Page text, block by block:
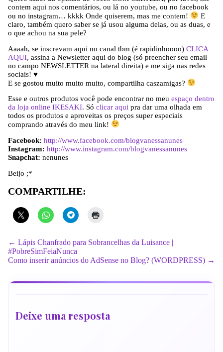
contem aqui nos comentários, ou lá no youtube, ou no facebook
ou no instagram… kkkk Onde quiserem, mas me contem!
E
claro, também quero saber se já usou alguma delas, ou as duas, e
o que achou na sua pele?
Aaaah, se inscrevam aqui no canal tbm (é rapidinhoooo) CLICA
AQUI, assina a Newsletter aqui do blog (só preencher seu email
no campo NEWSLETTER na lateral direita) e me siga nas redes
sociais! ♥
E se gostou muito muito muito, compartilha caszamigas?
Esse e outros produtos você pode encontrar no meu espaço dentro
da loja online IKESAKI. Só clicar aqui pra dar uma olhada em
todos os produtos e aproveitas os preços super especiais
comprando através do meu link!
Facebook: http://www.facebook.com/blogvanessanunes
Instagram: http://www.instagram.com/blogvanessanunes
Snapchat: nenunes
Beijo ;*
COMPARTILHE:
← Lápis Chanfrado para Sobrancelhas da Luisance |
#PobreSimFeiaNunca
Como inserir anúncios do AdSense no Blog? (WORDPRESS) →
Deixe uma resposta